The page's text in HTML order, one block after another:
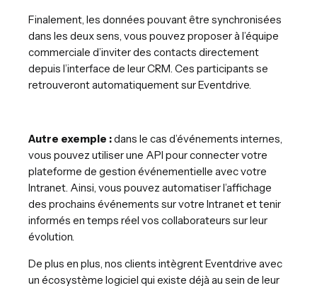
Finalement, les données pouvant être synchronisées
dans les deux sens, vous pouvez proposer à l’équipe
commerciale d’inviter des contacts directement
depuis l’interface de leur CRM. Ces participants se
retrouveront automatiquement sur Eventdrive.
Autre exemple :dans le cas d’événements internes,
vous pouvez utiliser une API pour connecter votre
plateforme de gestion événementielle avec votre
Intranet. Ainsi, vous pouvez automatiser l’affichage
des prochains événements sur votre Intranet et tenir
informés en temps réel vos collaborateurs sur leur
évolution.
De plus en plus, nos clients intègrent Eventdrive avec
un écosystème logiciel qui existe déjà au sein de leur